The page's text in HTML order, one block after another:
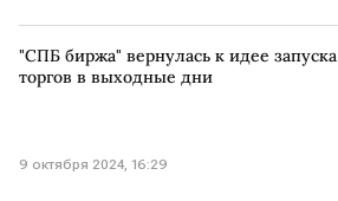
РОССИЯ
"СПБ биржа" вернулась к идее запуска
торгов в выходные дни
9 октября 2024, 16:29